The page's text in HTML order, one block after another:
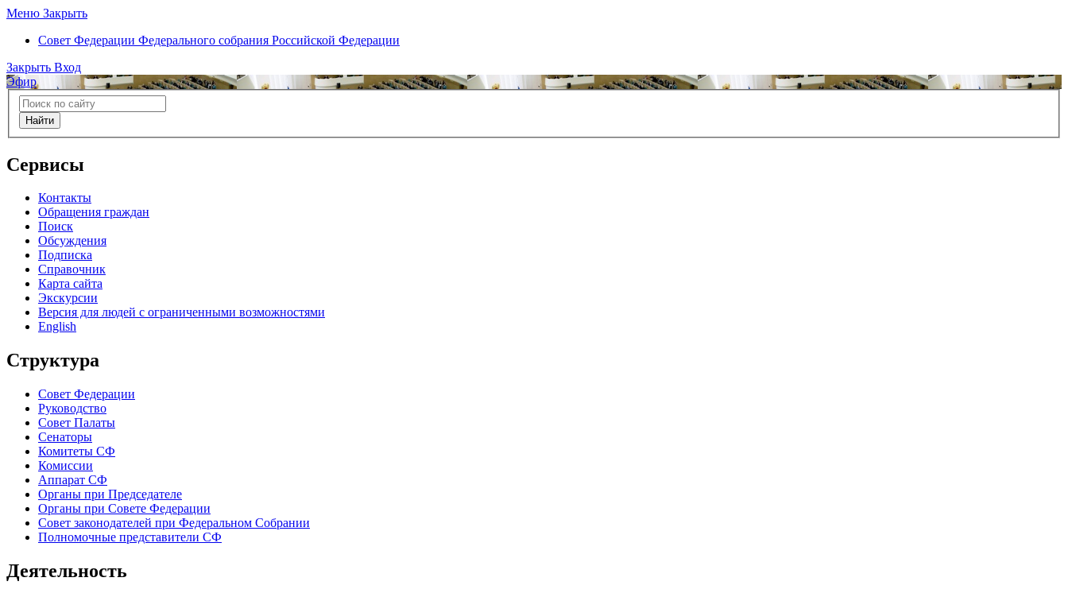
Меню Закрыть
Совет Федерации Федерального собрания Российской Федерации
Закрыть Вход
Эфир
Найти
Сервисы
Контакты
Обращения граждан
Поиск
Обсуждения
Подписка
Справочник
Карта сайта
Экскурсии
Версия для людей с ограниченными возможностями
English
Структура
Совет Федерации
Руководство
Совет Палаты
Сенаторы
Комитеты СФ
Комиссии
Аппарат СФ
Органы при Председателе
Органы при Совете Федерации
Совет законодателей при Федеральном Собрании
Полномочные представители СФ
Деятельность